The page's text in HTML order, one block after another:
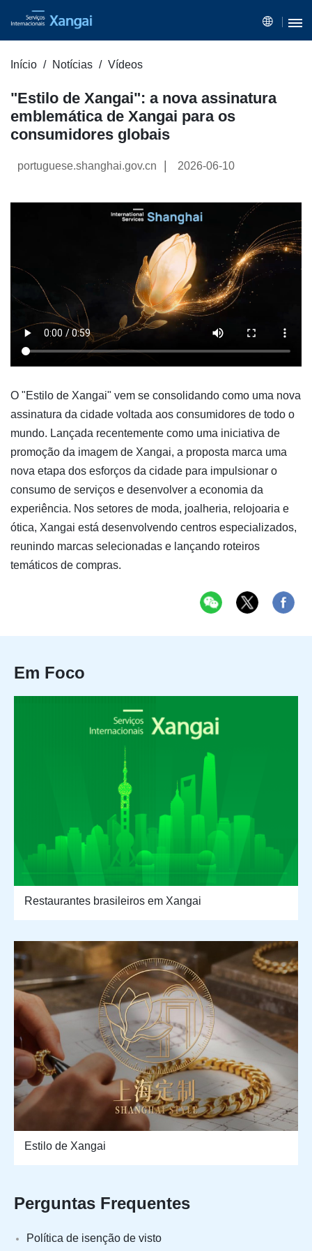
Início Notícias Vídeos
"Estilo de Xangai": a nova assinatura
emblemática de Xangai para os
consumidores globais
portuguese.shanghai.gov.cn 2026-06-10
O "Estilo de Xangai" vem se consolidando como uma nova
assinatura da cidade voltada aos consumidores de todo o
mundo. Lançada recentemente como uma iniciativa de
promoção da imagem de Xangai, a proposta marca uma
nova etapa dos esforços da cidade para impulsionar o
consumo de serviços e desenvolver a economia da
experiência. Nos setores de moda, joalheria, relojoaria e
ótica, Xangai está desenvolvendo centros especializados,
reunindo marcas selecionadas e lançando roteiros
temáticos de compras.
Em Foco
Restaurantes brasileiros em Xangai
Estilo de Xangai
Perguntas Frequentes
Política de isenção de visto